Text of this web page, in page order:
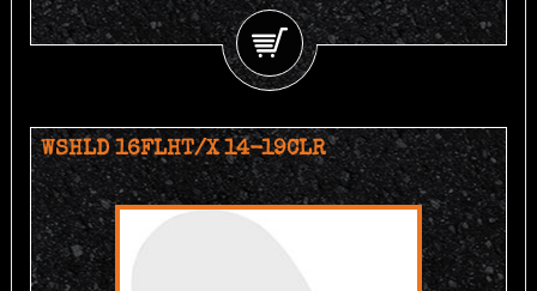
WSHLD 16FLHT/X 14-19CLR